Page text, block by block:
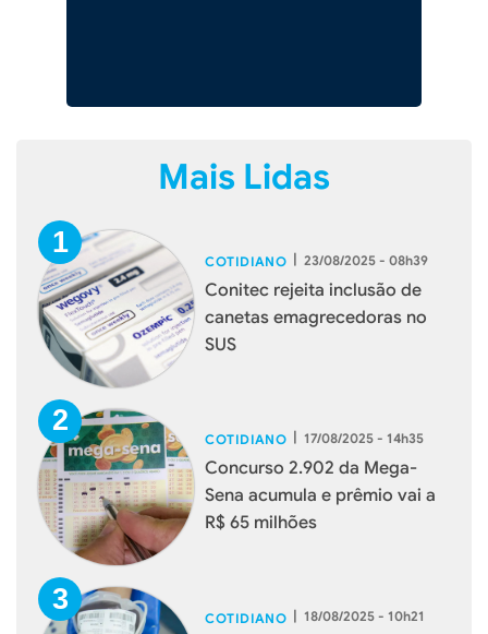
Mais Lidas
COTIDIANO | 23/08/2025 - 08h39
Conitec rejeita inclusão de
canetas emagrecedoras no
SUS
COTIDIANO | 17/08/2025 - 14h35
Concurso 2.902 da Mega-
Sena acumula e prêmio vai a
R$ 65 milhões
COTIDIANO | 18/08/2025 - 10h21